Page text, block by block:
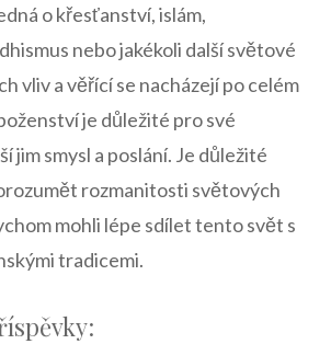
o křesťanství, ​islám,
nebo jakékoli další světové
vliv a věřící⁣ se nacházejí po celém
⁣je důležité pro své
jim smysl a poslání. Je důležité
rozmanitosti světových
mohli lépe sdílet tento svět s
tradicemi.